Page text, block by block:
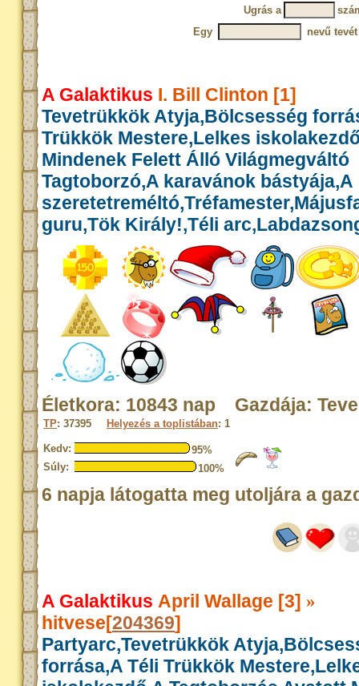
Ugrás a
Egy
nevű
A Galaktikus I. Bill Clinton [1]
Tevetrükkök Atyja,Bölcsesség
Trükkök Mestere,Lelkes
Mindenek Felett Álló Világmegváltó
Tagtoborzó,A karavánok bástyája,A
guru,Tök Király!,Téli
Életkora: 10843 nap Gazdája:
TP: 37395 Helyezés a toplistában: 1
Kedv:
95%
Súly:
100%
6 napja látogatta meg utoljára a
A Galaktikus April Wallage [3] »
hitvese[204369]
Partyarc,Tevetrükkök
forrása,A Téli Trükkök